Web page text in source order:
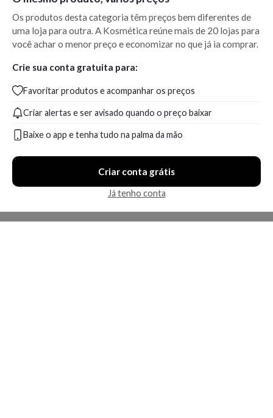
Os produtos desta categoria têm preços bem diferentes de
uma loja para outra. A Kosmética reúne mais de 20 lojas para
você achar o menor preço e economizar no que já ia comprar.
Crie sua conta gratuita para:
Favoritar produtos e acompanhar os preços
Criar alertas e ser avisado quando o preço baixar
Baixe o app e tenha tudo na palma da mão
Criar conta grátis
Já tenho conta